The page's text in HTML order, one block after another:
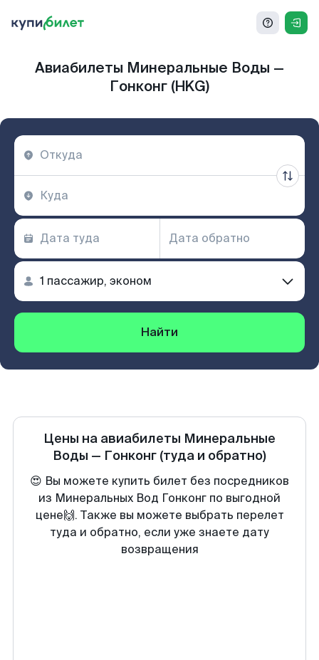
Авиабилеты Минеральные Воды —
Гонконг (HKG)
Найти
Цены на авиабилеты Минеральные
Воды — Гонконг (туда и обратно)
😍 Вы можете купить билет без посредников
из Минеральных Вод Гонконг по выгодной
цене🙌. Также вы можете выбрать перелет
туда и обратно, если уже знаете дату
возвращения